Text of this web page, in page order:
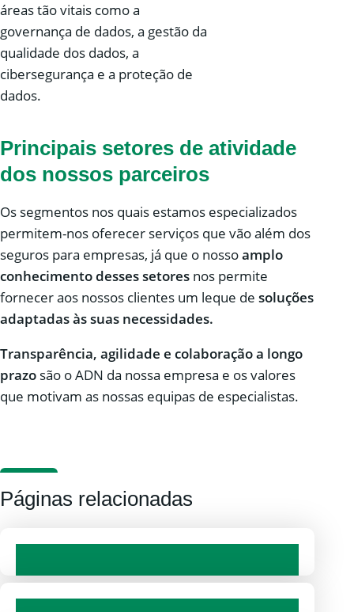
áreas tão vitais como a
governança de dados, a gestão da
qualidade dos dados, a
cibersegurança e a proteção de
dados.
Principais setores de atividade
dos nossos parceiros
Os segmentos nos quais estamos especializados
permitem-nos oferecer serviços que vão além dos
seguros para empresas, já que o nossoamplo
conhecimento desses setores nos permite
fornecer aos nossos clientes um leque de soluções
adaptadas às suas necessidades.
Transparência, agilidade e colaboração a longo
prazo são o ADN da nossa empresa e os valores
que motivam as nossas equipas de especialistas.
Páginas relacionadas